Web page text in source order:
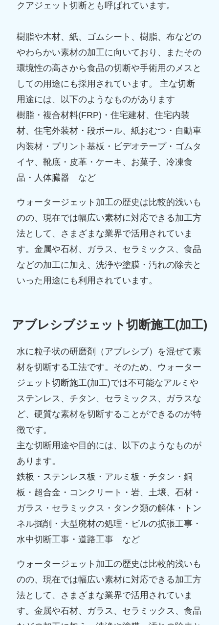
クアジェット切断とも呼ばれています。
樹脂や木材、紙、ゴムシート、樹脂、布などの
やわらかい素材の加工に向いており、またその
環境性の高さから食品の切断や手術用のメスと
しての用途にも採用されています。 主な切断
用途には、以下のようなものがあります
樹脂・複合材料(FRP)・住宅建材、住宅内装
材、住宅外装材・段ボール、紙おむつ・自動車
内装材・プリント基板・ビデオテープ・ゴムタ
イヤ、靴底・皮革・ケーキ、お菓子、冷凍食
品・人体臓器 など
ウォータージェット加工の歴史は比較的浅いも
のの、現在では幅広い素材に対応できる加工方
法として、さまざまな業界で活用されていま
す。金属や石材、ガラス、セラミックス、食品
などの加工に加え、洗浄や塗膜・汚れの除去と
いった用途にも利用されています。
アブレシブジェット切断施工(加工)
水に粒子状の研磨剤（アブレシブ）を混ぜて素
材を切断する工法です。そのため、ウォーター
ジェット切断施工(加工)では不可能なアルミや
ステンレス、チタン、セラミックス、ガラスな
ど、硬質な素材を切断することができるのが特
徴です。
主な切断用途や目的には、以下のようなものが
あります。
鉄板・ステンレス板・アルミ板・チタン・銅
板・超合金・コンクリート・岩、土壌、石材・
ガラス・セラミックス・タンク類の解体・トン
ネル掘削・大型廃材の処理・ビルの拡張工事・
水中切断工事・道路工事 など
ウォータージェット加工の歴史は比較的浅いも
のの、現在では幅広い素材に対応できる加工方
法として、さまざまな業界で活用されていま
す。金属や石材、ガラス、セラミックス、食品